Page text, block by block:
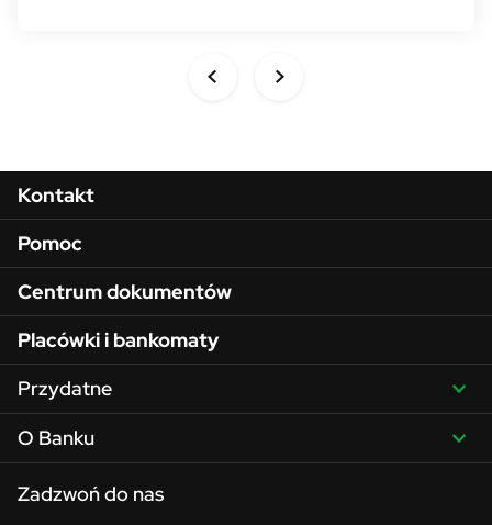
Menu w stopce
Kontakt
Pomoc
Centrum dokumentów
Placówki i bankomaty
Przydatne
O Banku
Zadzwoń do nas